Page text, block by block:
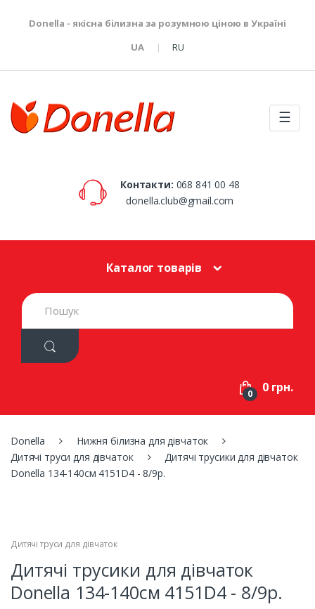
Donella - якісна білизна за розумною ціною в Україні
UA
RU
☰
Контакти: 068 841 00 48
donella.club@gmail.com
Каталог товарів
S
e
h
:
0 0 грн.
Donella
Нижня білизна для дівчаток
Дитячі труси для дівчаток
Дитячі трусики для дівчаток
Donella 134-140см 4151D4 - 8/9р.
Дитячі труси для дівчаток
Дитячі трусики для дівчаток
Donella 134-140см 4151D4 - 8/9р.